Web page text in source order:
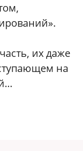
их даже
на